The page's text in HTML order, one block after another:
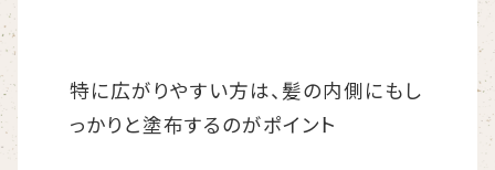
特に広がりやすい方は、髪の内側にもし
っかりと塗布するのがポイント